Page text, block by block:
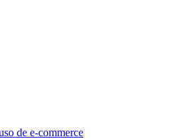
de e-commerce